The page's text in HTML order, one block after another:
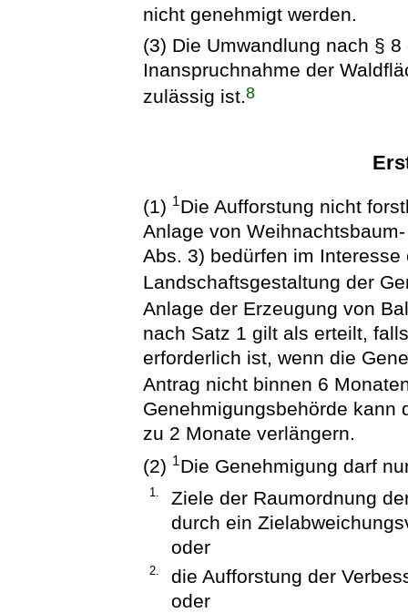
nicht genehmigt werden.
(3) Die Umwandlung nach §
Inanspruchnahme der
zulässig ist.8
(1) 1Die Aufforstung nicht
Anlage von
Abs. 3) bedürfen im
Landschaftsgestaltung der
Anlage der Erzeugung von
nach Satz 1 gilt als erteilt,
erforderlich ist, wenn die
Antrag nicht binnen 6
Genehmigungsbehörde kann
zu 2 Monate verlängern.
(2) 1Die Genehmigung darf
1.
Ziele der Raumordnung
durch ein
oder
2.
die Aufforstung der
oder